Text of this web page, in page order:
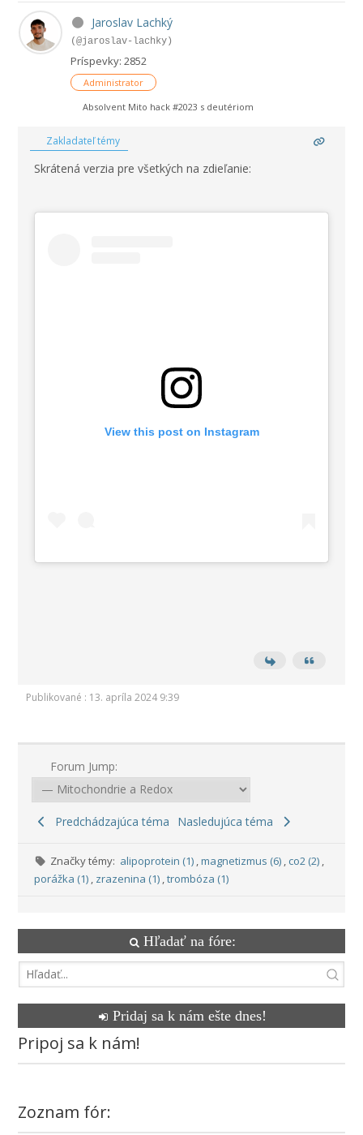
Jaroslav Lachký
(@jaroslav-lachky)
Príspevky: 2852
Administrator
Absolvent Mito hack #2023 s deutériom
Zakladateľ témy
Skrátená verzia pre všetkých na zdieľanie:
View this post on Instagram
Publikované : 13. apríla 2024 9:39
Forum Jump:
Predchádzajúca téma Nasledujúca téma
Značky témy: alipoprotein (1) ,magnetizmus (6) , co2 (2) ,
porážka (1) , zrazenina (1) ,trombóza (1)
Hľadať na fóre:
Pridaj sa k nám ešte dnes!
Pripoj sa k nám!
Zoznam fór: